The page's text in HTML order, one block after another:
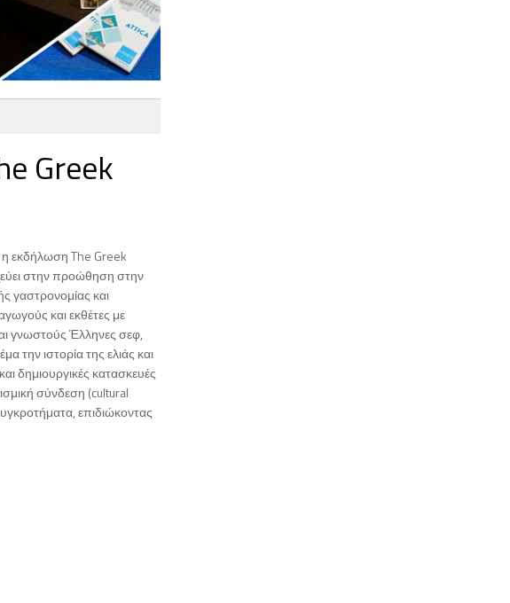
Greek
η εκδήλωση The Greek
στην προώθηση στην
γαστρονομίας και
και εκθέτες με
γνωστούς Έλληνες σεφ,
την ιστορία της ελιάς και
δημιουργικές κατασκευές
σύνδεση (cultural
επιδιώκοντας